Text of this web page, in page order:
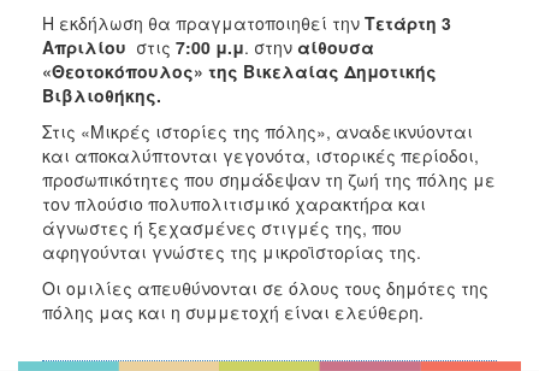
Η εκδήλωση θα πραγματοποιηθεί την Τετάρτη 3
Απριλίου στις 7:00 μ.μ. στην αίθουσα
«Θεοτοκόπουλος» της Βικελαίας Δημοτικής
Βιβλιοθήκης.
Στις «Μικρές ιστορίες της πόλης», αναδεικνύονται
και αποκαλύπτονται γεγονότα, ιστορικές περίοδοι,
προσωπικότητες που σημάδεψαν τη ζωή της πόλης με
τον πλούσιο πολυπολιτισμικό χαρακτήρα και
άγνωστες ή ξεχασμένες στιγμές της, που
αφηγούνται γνώστες της μικροϊστορίας της.
Οι ομιλίες απευθύνονται σε όλους τους δημότες της
πόλης μας και η συμμετοχή είναι ελεύθερη.